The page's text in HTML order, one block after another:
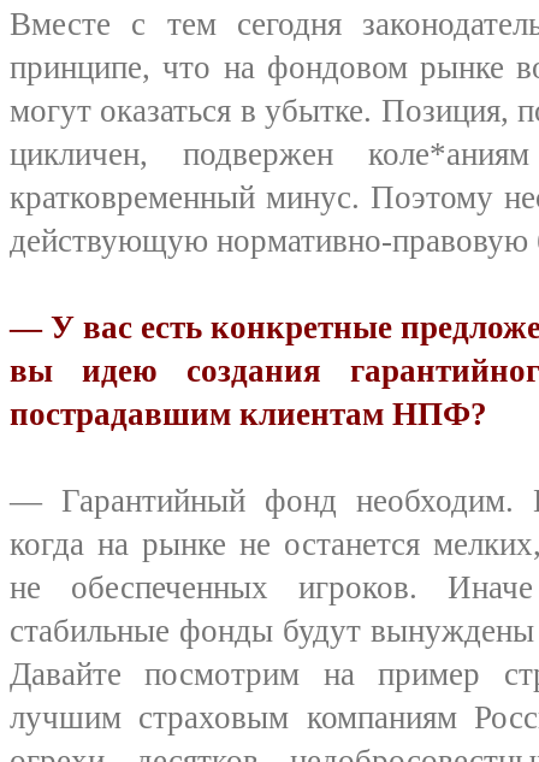
Вместе с тем сегодня
принципе, что на фондовом рынке
могут оказаться в убытке. Позиция,
цикличен, подвержен
кратковременный минус. Поэтому
действующую нормативно-правовую
— У вас есть конкретные
вы идею создания
пострадавшим клиентам НПФ?
— Гарантийный фонд необходим.
когда на рынке не останется
не обеспеченных игроков.
стабильные фонды будут вынуждены
Давайте по­смотрим на пример
лучшим страховым компаниям